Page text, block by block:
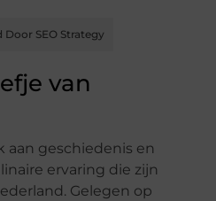
Door SEO Strategy
van
aan geschiedenis en
ervaring die zijn
Gelegen op